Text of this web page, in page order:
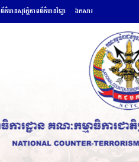
ព័ត៌មានសុវត្ថិភាពព័ត៌មានវិទ្យា ឯកសារ